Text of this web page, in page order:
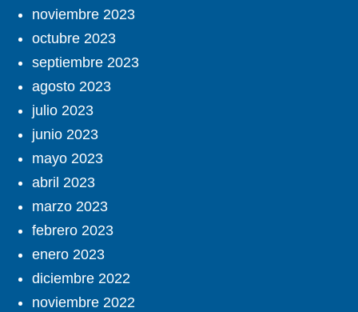
noviembre 2023
octubre 2023
septiembre 2023
agosto 2023
julio 2023
junio 2023
mayo 2023
abril 2023
marzo 2023
febrero 2023
enero 2023
diciembre 2022
noviembre 2022